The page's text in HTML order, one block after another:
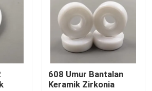
608 Umur Bantalan
Keramik Zirkonia